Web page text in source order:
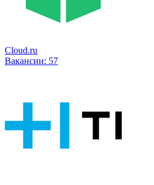
Cloud.ru
Вакансии: 57